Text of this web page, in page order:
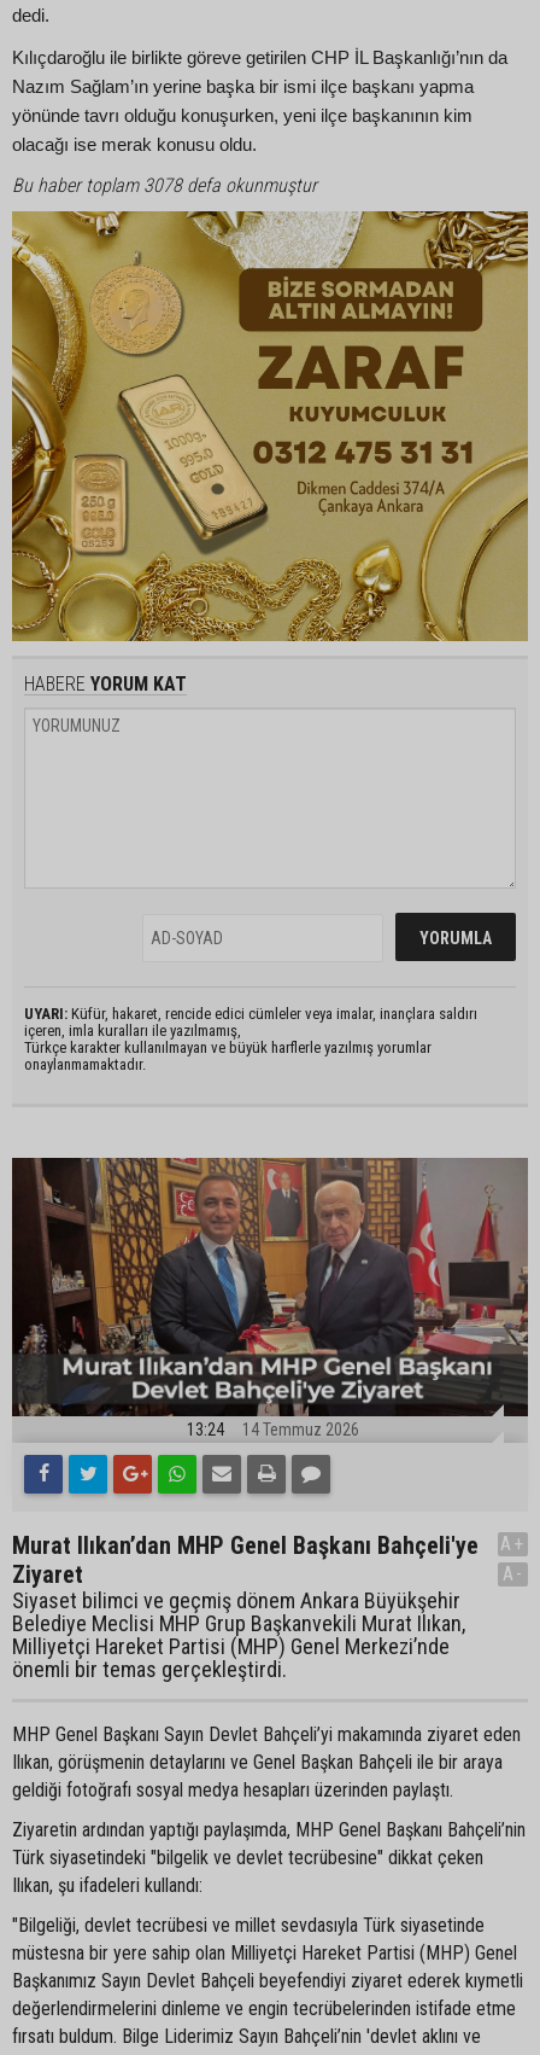
dedi.
Kılıçdaroğlu ile birlikte göreve getirilen CHP İL Başkanlığı’nın da
Nazım Sağlam’ın yerine başka bir ismi ilçe başkanı yapma
yönünde tavrı olduğu konuşurken, yeni ilçe başkanının kim
olacağı ise merak konusu oldu.
Bu haber toplam 3078 defa okunmuştur
HABERE YORUM KAT
UYARI: Küfür, hakaret, rencide edici cümleler veya imalar, inançlara saldırı
içeren, imla kuralları ile yazılmamış,
Türkçe karakter kullanılmayan ve büyük harflerle yazılmış yorumlar
onaylanmamaktadır.
13:24 14 Temmuz 2026
Murat Ilıkan’dan MHP Genel Başkanı Bahçeli'ye
Ziyaret
Siyaset bilimci ve geçmiş dönem Ankara Büyükşehir
Belediye Meclisi MHP Grup Başkanvekili Murat Ilıkan,
Milliyetçi Hareket Partisi (MHP) Genel Merkezi’nde
önemli bir temas gerçekleştirdi.
A+
A-
MHP Genel Başkanı Sayın Devlet Bahçeli’yi makamında ziyaret eden
Ilıkan, görüşmenin detaylarını ve Genel Başkan Bahçeli ile bir araya
geldiği fotoğrafı sosyal medya hesapları üzerinden paylaştı.
Ziyaretin ardından yaptığı paylaşımda, MHP Genel Başkanı Bahçeli’nin
Türk siyasetindeki "bilgelik ve devlet tecrübesine" dikkat çeken
Ilıkan, şu ifadeleri kullandı:
"Bilgeliği, devlet tecrübesi ve millet sevdasıyla Türk siyasetinde
müstesna bir yere sahip olan Milliyetçi Hareket Partisi (MHP) Genel
Başkanımız Sayın Devlet Bahçeli beyefendiyi ziyaret ederek kıymetli
değerlendirmelerini dinleme ve engin tecrübelerinden istifade etme
fırsatı buldum. Bilge Liderimiz Sayın Bahçeli’nin 'devlet aklını ve